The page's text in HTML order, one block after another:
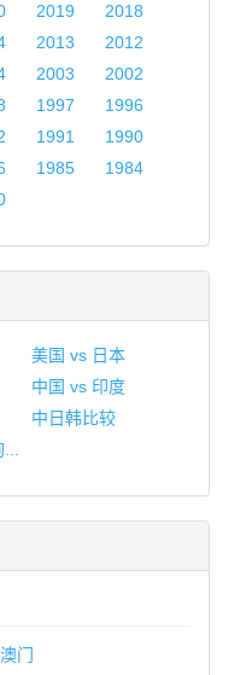
2019
2018
2013
2012
2003
2002
1997
1996
1991
1990
1985
1984
美国 vs 日本
中国 vs 印度
中日韩比较
澳门